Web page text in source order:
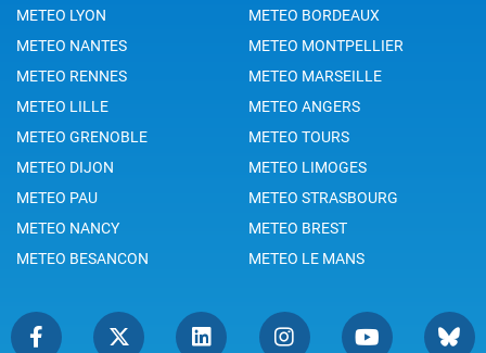
METEO LYON
METEO BORDEAUX
METEO NANTES
METEO MONTPELLIER
METEO RENNES
METEO MARSEILLE
METEO LILLE
METEO ANGERS
METEO GRENOBLE
METEO TOURS
METEO DIJON
METEO LIMOGES
METEO PAU
METEO STRASBOURG
METEO NANCY
METEO BREST
METEO BESANCON
METEO LE MANS